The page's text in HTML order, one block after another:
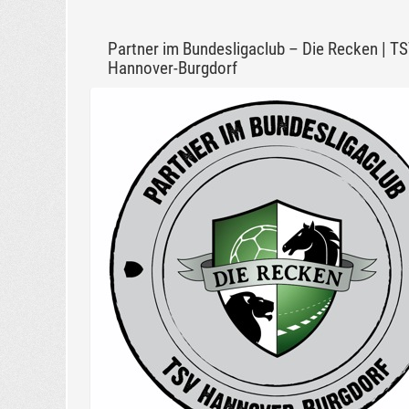
Partner im Bundesligaclub – Die Recken |
Hannover-Burgdorf